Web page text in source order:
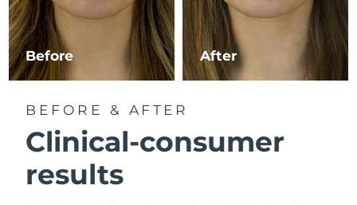
Before After
BEFORE & AFTER
Clinical-consumer
results
Libanon
Erwartete Lieferung
10/08/2026
Litauen
Erwartete Lieferung
09/08/2026
Sonderverwaltungsregion
Macau